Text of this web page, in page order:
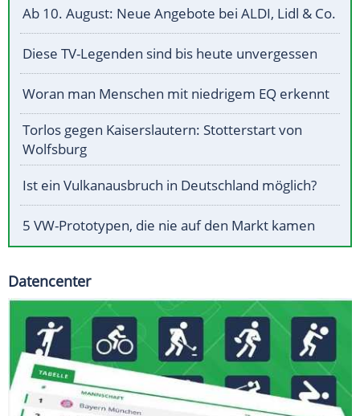
Ab 10. August: Neue Angebote bei ALDI, Lidl & Co.
Diese TV-Legenden sind bis heute unvergessen
Woran man Menschen mit niedrigem EQ erkennt
Torlos gegen Kaiserslautern: Stotterstart von
Wolfsburg
Ist ein Vulkanausbruch in Deutschland möglich?
5 VW-Prototypen, die nie auf den Markt kamen
Datencenter